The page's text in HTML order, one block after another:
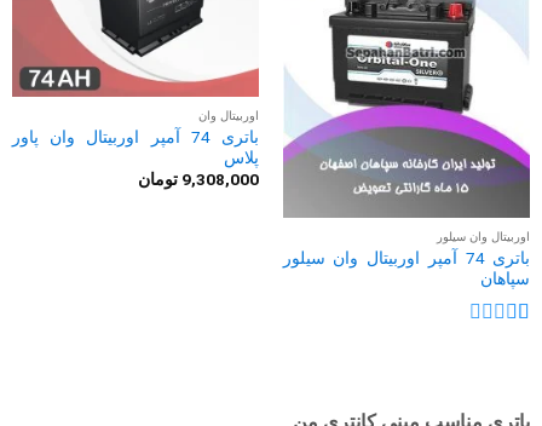
اوربیتال وان سیلور
باتری 74 آمپر اوربیتال وان سیلور
سپاهان
اوربیتال وان
باتری 74 آمپر اوربیتال وان پاور
پلاس
9,308,000 تومان